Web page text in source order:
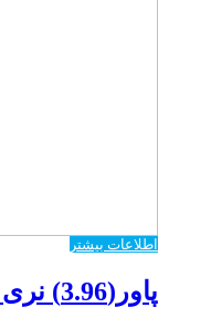
اطلاعات بیشتر
پاور(3.96) نری صاف 3 پین